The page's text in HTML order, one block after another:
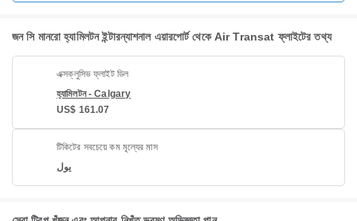
জন সি মানরো হ্যামিলটন ইন্টারন্যাশনাল এয়ারপোর্ট থেকে Air Transat ফ্লাইটের তথ্য
এক্সক্লুসিভ ফ্লাইট ডিল
হ্যামিলটন - Calgary
US$ 161.07
টিকিটের সবচেয়ে কম মূল্যের মাস
يول